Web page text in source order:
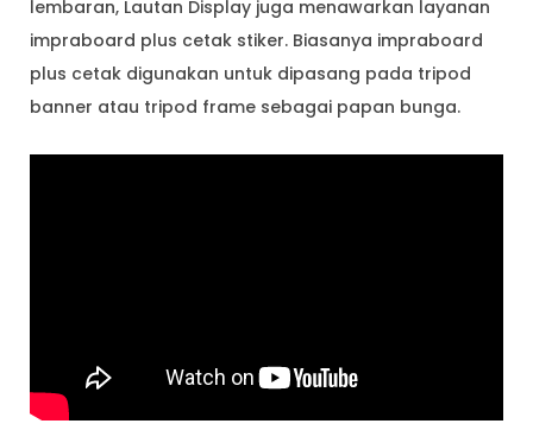
lembaran, Lautan Display juga menawarkan layanan
impraboard plus cetak stiker. Biasanya impraboard
plus cetak digunakan untuk dipasang pada tripod
banner atau tripod frame sebagai papan bunga.